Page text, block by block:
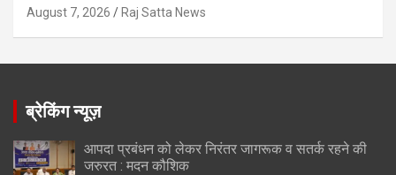
August 7, 2026 Raj Satta News
ब्रेकिंग न्यूज़
आपदा प्रबंधन को लेकर निरंतर जागरूक व सतर्क रहने की
जरुरत : मदन कौशिक